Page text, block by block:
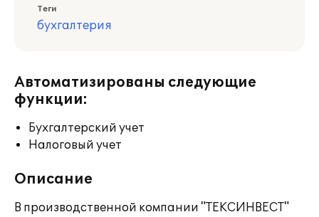
Теги
бухгалтерия
Автоматизированы следующие
функции:
Бухгалтерский учет
Налоговый учет
Описание
В производственной компании "ТЕКСИНВЕСТ"